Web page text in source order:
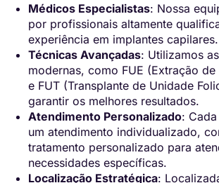
Médicos Especialistas: Nossa
por profissionais altamente
experiência em implantes capilares.
Técnicas Avançadas: Utilizamos
modernas, como FUE (Extração
e FUT (Transplante de Unidade
garantir os melhores resultados.
Atendimento Personalizado:
um atendimento individualizado,
tratamento personalizado para
necessidades específicas.
Localização Estratégica: